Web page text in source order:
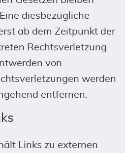
diesbezügliche
ab dem Zeitpunkt der
Rechtsverletzung
von
werden
entfernen.
Links zu externen